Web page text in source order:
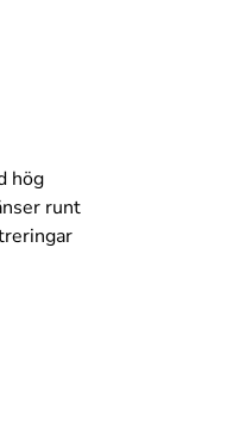
hög
runt